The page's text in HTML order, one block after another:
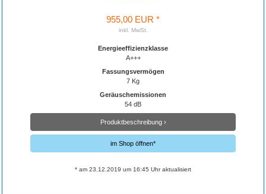
955,00 EUR *
inkl. MwSt.
Energieeffizienzklasse
A+++
Fassungsvermögen
7 Kg
Geräuschemissionen
54 dB
Produktbeschreibung ›
im Shop öffnen*
* am 23.12.2019 um 16:45 Uhr aktualisiert